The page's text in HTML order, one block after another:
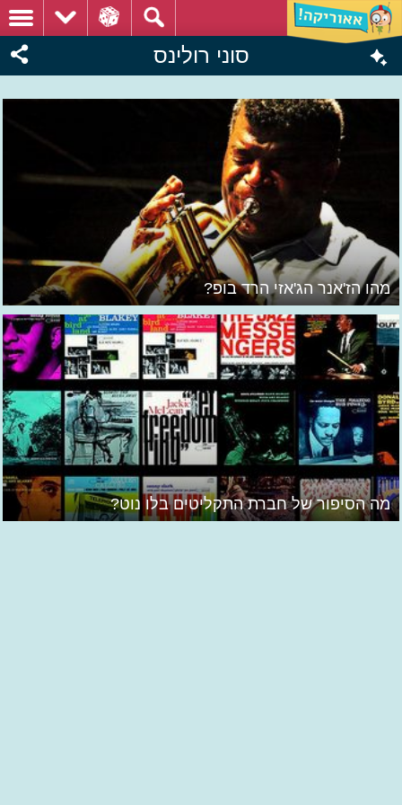
סוני רולינס
מהו הז'אנר הג'אזי הרד בופ?
מה הסיפור של חברת התקליטים בלו נוט?